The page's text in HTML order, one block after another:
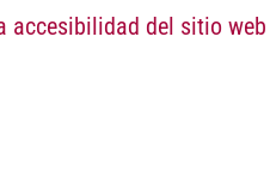
accesibilidad del sitio web